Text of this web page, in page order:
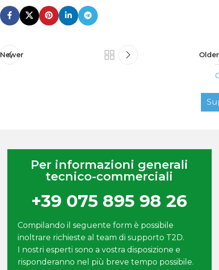
Newer Older
Per informazioni generali
tecnico-commerciali
+39 075 895 98 26
Compilando il seguente form è possibile
inoltrare richieste al team di supporto T2D.
I nostri esperti sono a vostra disposizione e
risponderanno nel più breve tempo possibile.